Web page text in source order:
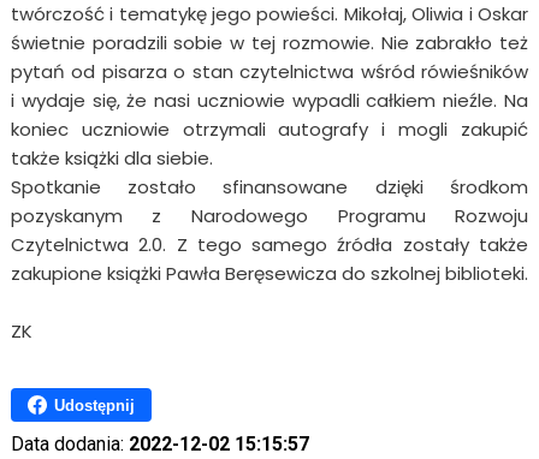
twórczość i tematykę jego powieści. Mikołaj, Oliwia i Oskar
świetnie poradzili sobie w tej rozmowie. Nie zabrakło też
pytań od pisarza o stan czytelnictwa wśród rówieśników
i wydaje się, że nasi uczniowie wypadli całkiem nieźle. Na
koniec uczniowie otrzymali autografy i mogli zakupić
także książki dla siebie.
Spotkanie zostało sfinansowane dzięki środkom
pozyskanym z Narodowego Programu Rozwoju
Czytelnictwa 2.0. Z tego samego źródła zostały także
zakupione książki Pawła Beręsewicza do szkolnej biblioteki.
ZK
Udostępnij
Data dodania: 2022-12-02 15:15:57